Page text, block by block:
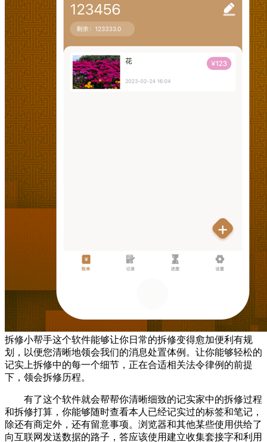
拆修小帮手这个软件能够让你日常的拆修变得愈加便利有规
划，以便您清晰地领会我们的消息处置体例。让你能够轻松的
记实上拆修中的每一个细节，正在合适相关法令律例的前提
下，领会拆修历程。
有了这个软件就会帮帮你清晰细致的记实家中的拆修过程
和拆修打算，你能够随时查看本人已经记实过的标签和笔记，
除还有商定外，还有留意事项。浏览器和其他某些使用供给了
向互联网发送数据的路子，答应该使用建立收集套接字和利用